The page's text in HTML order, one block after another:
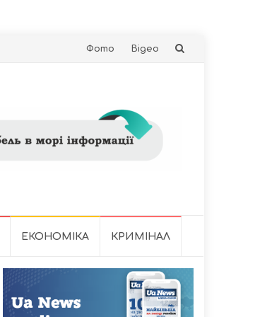
Skip
Фото Відео
ЕКОНОМІКА КРИМІНАЛ